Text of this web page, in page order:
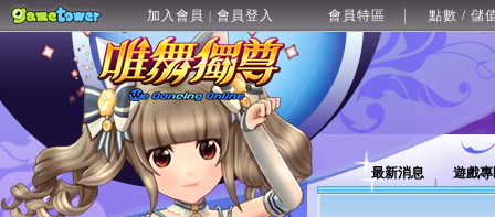
加入會員 | 會員登入 會員特區 點數 / 儲
最新消息 遊戲